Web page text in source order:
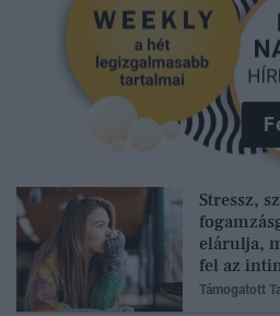
Stressz,
elárulja,
fel az
Támogatott